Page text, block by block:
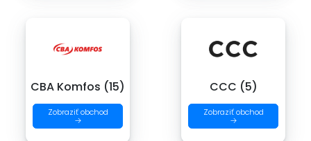
CBA Komfos (15)
Zobraziť obchod
→
CCC (5)
Zobraziť obchod
→